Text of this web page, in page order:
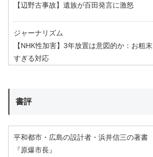
【辺野古事故】遺族が百田発言に激怒
ジャーナリズム
【NHK性加害】3年放置は意図的か：お粗末
すぎる対応
書評
平和都市・広島の設計者・浜井信三の著書
『原爆市長』